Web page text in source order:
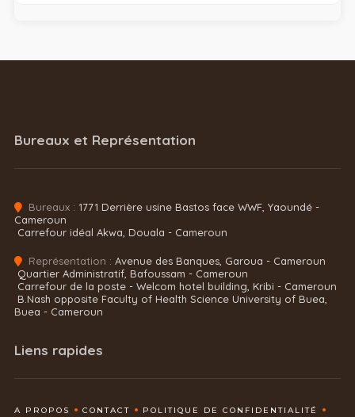
Bureaux et Représentation
Bureaux : 1771 Derrière usine Bastos face WWF, Yaoundé -
Cameroun
Carrefour idéal Akwa, Douala - Cameroun
Représentation : Avenue des Banques, Garoua - Cameroun
Quartier Administratif, Bafoussam - Cameroun
Carrefour de la poste - Welcom hotel building, Kribi - Cameroun
B.Nash opposite Faculty of Health Science University of Buea,
Buea - Cameroun
Liens rapides
A PROPOS CONTACT
POLITIQUE DE CONFIDENTIALITÉ